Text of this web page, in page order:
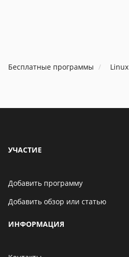
Бесплатные программы Linux
УЧАСТИЕ
Добавить программу
Добавить обзор или статью
ИНФОРМАЦИЯ